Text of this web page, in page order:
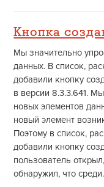
Кнопка
Мы значительно
данных. В список,
добавили кнопку
в версии 8.3.3.641.
новых элементов
новый элемент
Поэтому в список,
добавили кнопку
пользователь
обнаружил, что